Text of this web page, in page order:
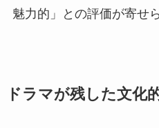
魅力的」との評価が寄せ
ドラマが残した文化